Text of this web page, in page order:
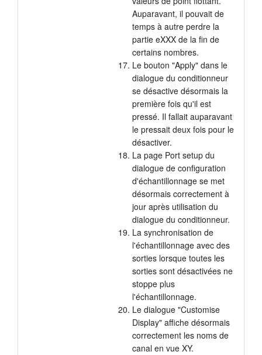
Auparavant, il pouvait de
temps à autre perdre la
partie eXXX de la fin de
certains nombres.
Le bouton "Apply" dans le
dialogue du conditionneur
se désactive désormais la
première fois qu'il est
pressé. Il fallait auparavant
le pressait deux fois pour le
désactiver.
La page Port setup du
dialogue de configuration
d'échantillonnage se met
désormais correctement à
jour après utilisation du
dialogue du conditionneur.
La synchronisation de
l'échantillonnage avec des
sorties lorsque toutes les
sorties sont désactivées ne
stoppe plus
l'échantillonnage.
Le dialogue "Customise
Display" affiche désormais
correctement les noms de
canal en vue XY.